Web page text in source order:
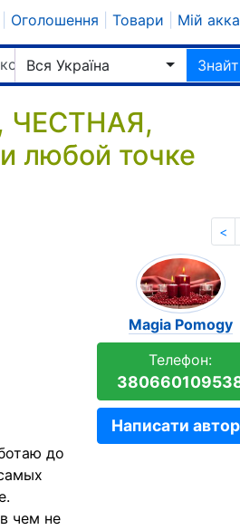
Оголошення Товари Мій
Вся Україна
ЧЕСТНАЯ,
точке
<
до
чем не
Magia Pomogy
Телефон:
Написати